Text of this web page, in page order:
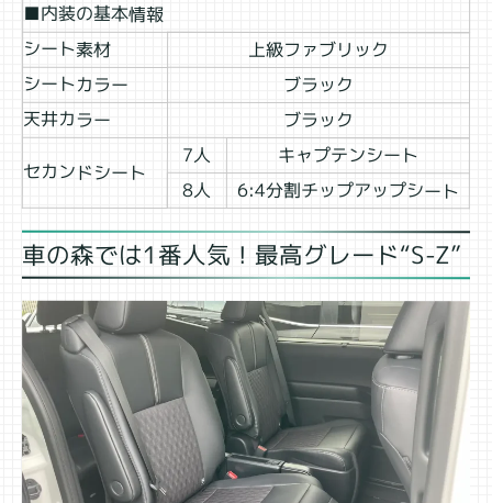
■内装の基本情報
シート素材 上級ファブリック
シートカラー ブラック
天井カラー ブラック
セカンドシート
7人 キャプテンシート
8人 6:4分割チップアップシート
車の森では1番人気！最高グレード“S-Z”